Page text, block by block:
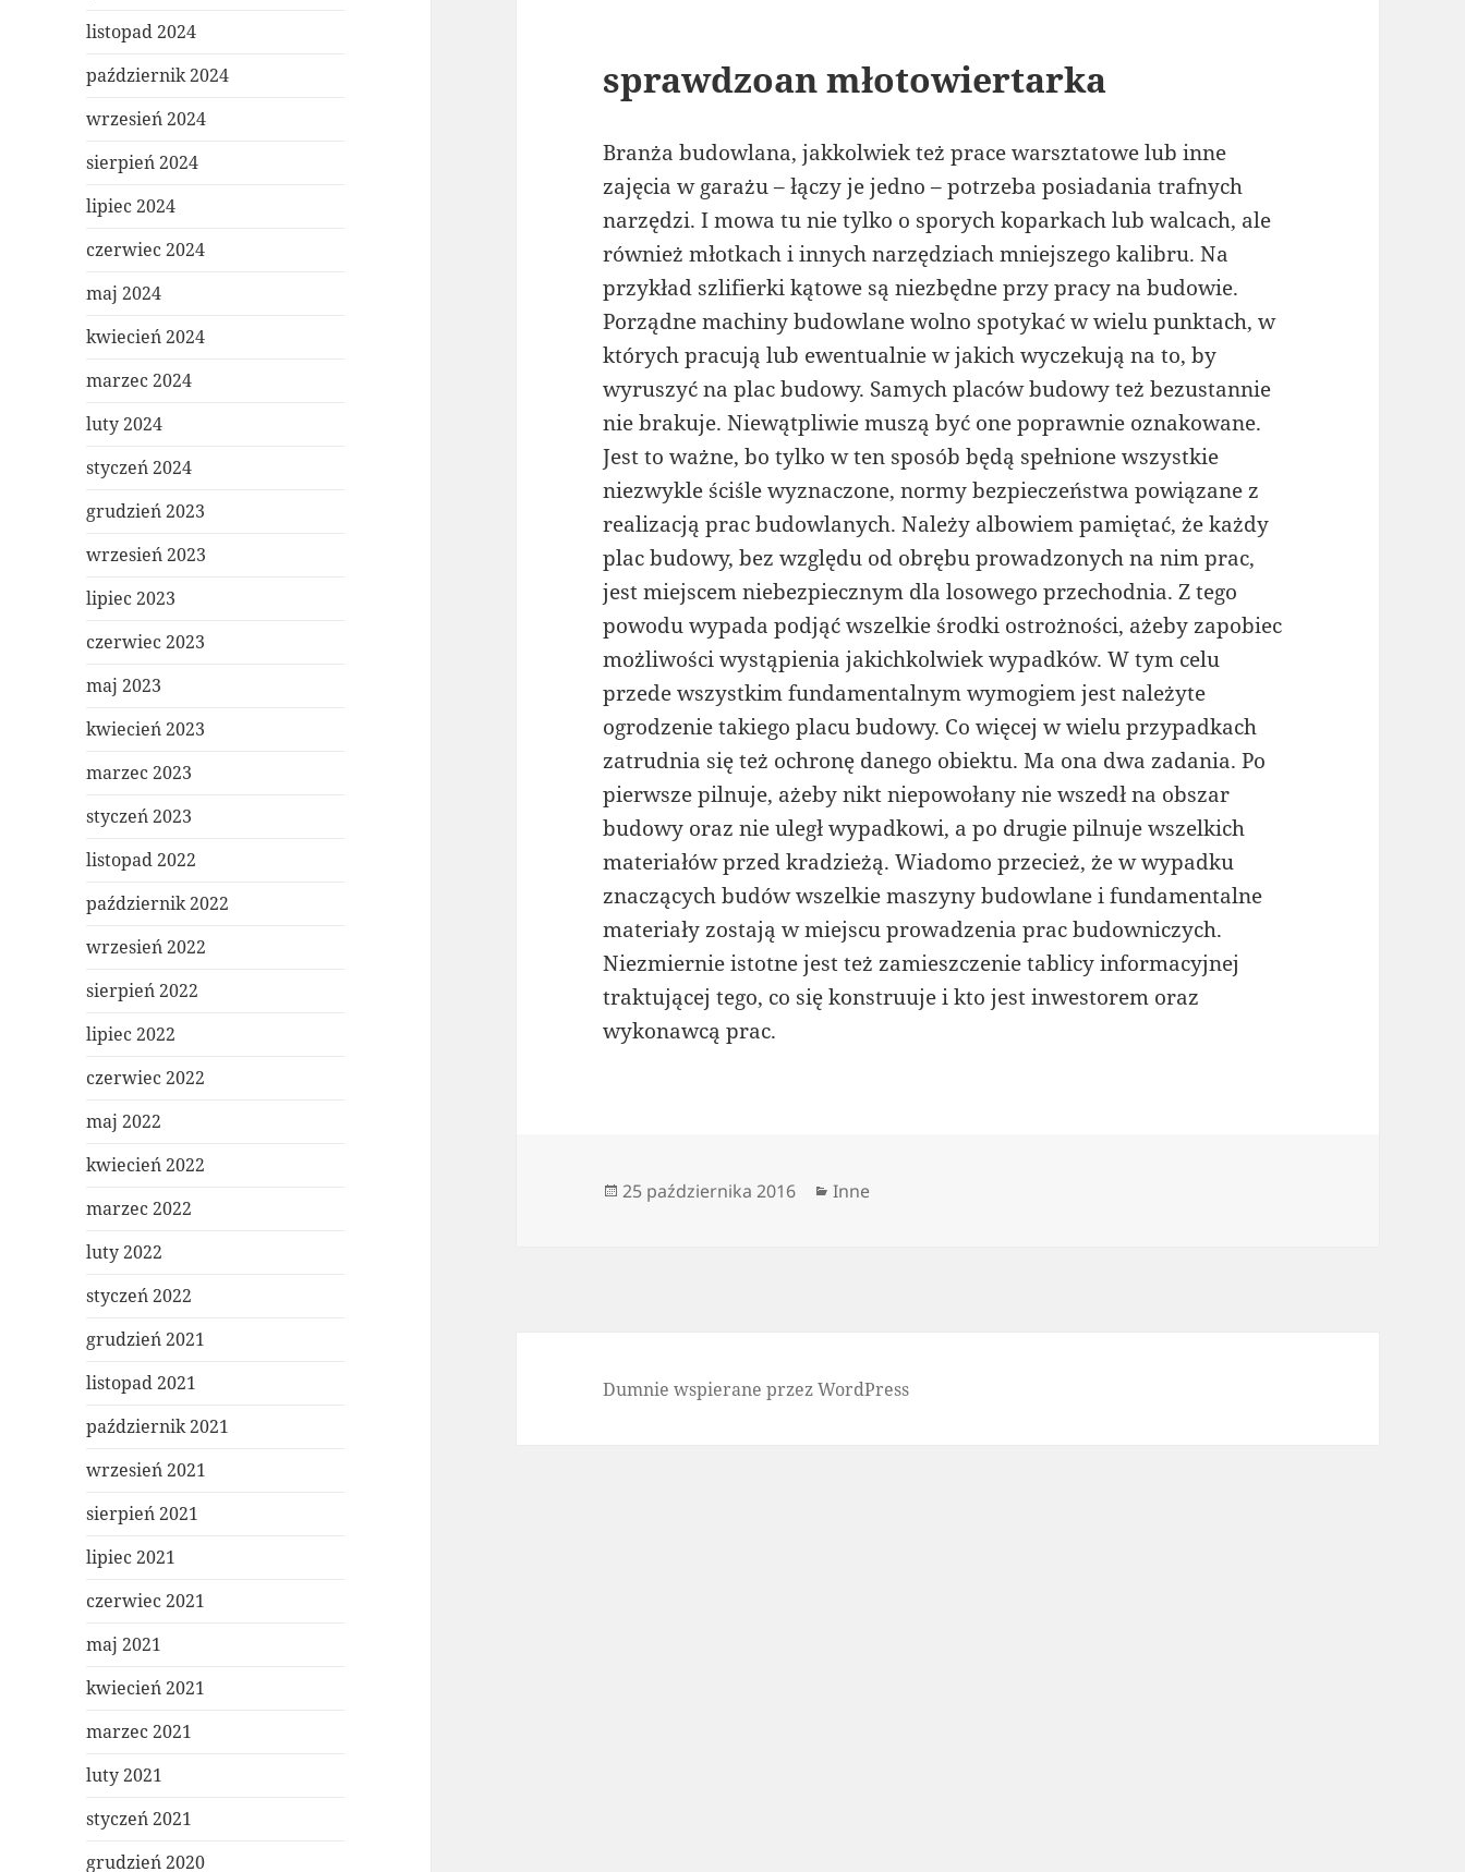
listopad 2024
październik 2024
wrzesień 2024
sierpień 2024
lipiec 2024
czerwiec 2024
maj 2024
kwiecień 2024
marzec 2024
luty 2024
styczeń 2024
grudzień 2023
wrzesień 2023
lipiec 2023
czerwiec 2023
maj 2023
kwiecień 2023
marzec 2023
styczeń 2023
listopad 2022
październik 2022
wrzesień 2022
sierpień 2022
lipiec 2022
czerwiec 2022
maj 2022
kwiecień 2022
marzec 2022
luty 2022
styczeń 2022
grudzień 2021
listopad 2021
październik 2021
wrzesień 2021
sierpień 2021
lipiec 2021
czerwiec 2021
maj 2021
kwiecień 2021
marzec 2021
luty 2021
styczeń 2021
grudzień 2020
sprawdzoan młotowiertarka
Branża budowlana, jakkolwiek też prace warsztatowe lub inne
zajęcia w garażu – łączy je jedno – potrzeba posiadania trafnych
narzędzi. I mowa tu nie tylko o sporych koparkach lub walcach, ale
również młotkach i innych narzędziach mniejszego kalibru. Na
przykład szlifierki kątowe są niezbędne przy pracy na budowie.
Porządne machiny budowlane wolno spotykać w wielu punktach, w
których pracują lub ewentualnie w jakich wyczekują na to, by
wyruszyć na plac budowy. Samych placów budowy też bezustannie
nie brakuje. Niewątpliwie muszą być one poprawnie oznakowane.
Jest to ważne, bo tylko w ten sposób będą spełnione wszystkie
niezwykle ściśle wyznaczone, normy bezpieczeństwa powiązane z
realizacją prac budowlanych. Należy albowiem pamiętać, że każdy
plac budowy, bez względu od obrębu prowadzonych na nim prac,
jest miejscem niebezpiecznym dla losowego przechodnia. Z tego
powodu wypada podjąć wszelkie środki ostrożności, ażeby zapobiec
możliwości wystąpienia jakichkolwiek wypadków. W tym celu
przede wszystkim fundamentalnym wymogiem jest należyte
ogrodzenie takiego placu budowy. Co więcej w wielu przypadkach
zatrudnia się też ochronę danego obiektu. Ma ona dwa zadania. Po
pierwsze pilnuje, ażeby nikt niepowołany nie wszedł na obszar
budowy oraz nie uległ wypadkowi, a po drugie pilnuje wszelkich
materiałów przed kradzieżą. Wiadomo przecież, że w wypadku
znaczących budów wszelkie maszyny budowlane i fundamentalne
materiały zostają w miejscu prowadzenia prac budowniczych.
Niezmiernie istotne jest też zamieszczenie tablicy informacyjnej
traktującej tego, co się konstruuje i kto jest inwestorem oraz
wykonawcą prac.
Data
25 października 2016 Kategorie
Inne
Dumnie wspierane przez WordPress